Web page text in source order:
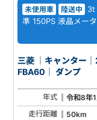
未使用車 陸送中
3t
準 150PS 液晶メー
三菱 ｜キャンター
FBA60｜ ダンプ
年式
令和8年1
走行距離
50km